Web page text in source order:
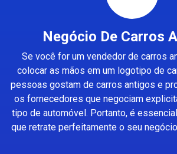
Negócio De Carros
Se você for um vendedor de carros
colocar as mãos em um logotipo de
pessoas gostam de carros antigos e
os fornecedores que negociam
tipo de automóvel. Portanto, é
que retrate perfeitamente o seu